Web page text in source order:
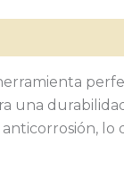
una